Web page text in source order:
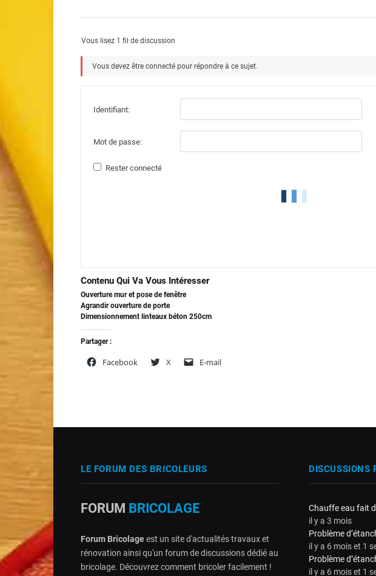
Vous lisez 1 fil de discussion
Vous devez être connecté pour répondre à ce sujet.
Identifiant:
Mot de passe:
Rester connecté
Contenu Qui Va Vous Intéresser
Ouverture mur et pose de fenêtre
Agrandir ouverture de porte
Dimensionnement linteaux béton 250cm
Partager :
Facebook X E-mail
LE FORUM DES BRICOLEURS
FORUM BRICOLAGE
Forum Bricolageest un site d'actualités travaux et
rénovation ainsi qu'un forum de discussions dédié au
bricolage. Découvrez comment bricoler facilement !
DISCUSSIONS
Chauffe eau fait
il y a 3 mois
Problème
il y a 6 mois et 1
Problème
il y a 6 mois et 1